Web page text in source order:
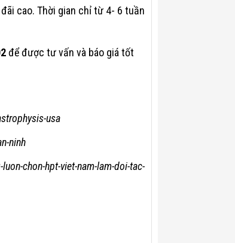
cao. Thời gian chỉ từ 4- 6 tuần
để được tư vấn và báo giá tốt
usa
ninh
chon-hpt-viet-nam-lam-doi-tac-